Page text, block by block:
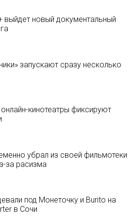
выйдет новый документальный
запускают сразу несколько
кинотеатры фиксируют
убрал из своей фильмотеки
за расизма
под Монеточку и Burito на
в Сочи